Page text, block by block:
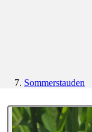
Sommerstauden